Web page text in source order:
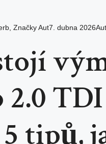
, Značky Aut7. dubna 2026
2.0
5 tipů,